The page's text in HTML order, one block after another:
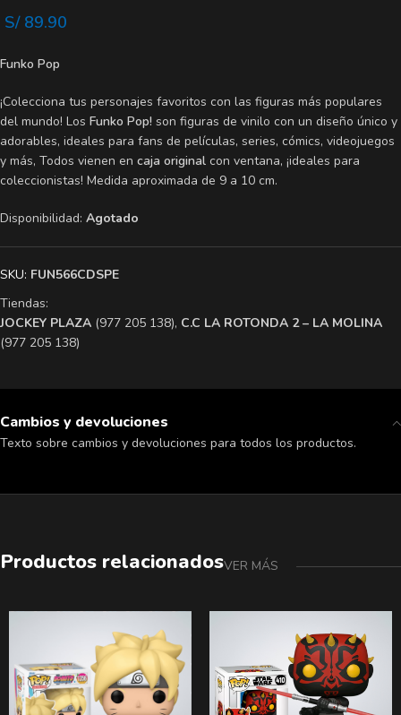
S/89.90
Funko Pop
¡Colecciona tus personajes favoritos con las figuras más populares
del mundo! Los Funko Pop! son figuras de vinilo con un diseño único y
adorables, ideales para fans de películas, series, cómics, videojuegos
y más, Todos vienen en caja original con ventana, ¡ideales para
coleccionistas! Medida aproximada de 9 a 10 cm.
Disponibilidad: Agotado
SKU: FUN566CDSPE
Tiendas:
​JOCKEY PLAZA (977 205 138), ​C.C LA ROTONDA 2 – LA MOLINA
(977 205 138)
Cambios y devoluciones
Texto sobre cambios y devoluciones para todos los productos.
Productos relacionadosVER MÁS